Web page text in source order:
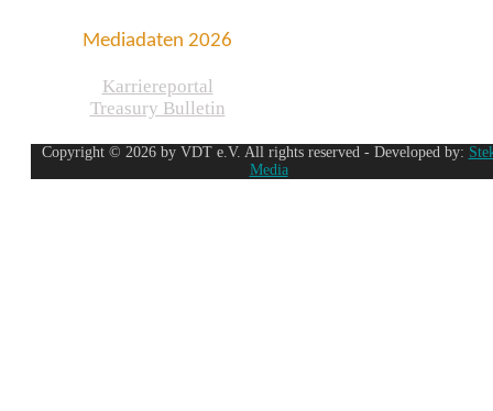
Mediadaten 2026
Karriereportal
Treasury Bulletin
Copyright © 2026 by VDT e.V. All rights reserved - Developed by:
Media